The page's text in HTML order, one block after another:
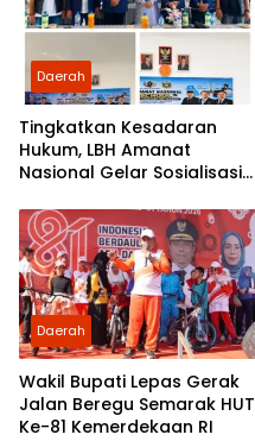
Daerah
Tingkatkan Kesadaran
Hukum, LBH Amanat
Nasional Gelar Sosialisasi
Morawa
Daerah
Wakil Bupati Lepas Gerak
Jalan Beregu Semarak HUT
Ke-81 Kemerdekaan RI